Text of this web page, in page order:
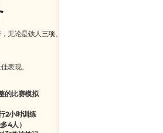
无论是铁人三项、斯巴达还是Hyrox，我们都有适
表现。
的比赛模拟
2小时训练
4人）